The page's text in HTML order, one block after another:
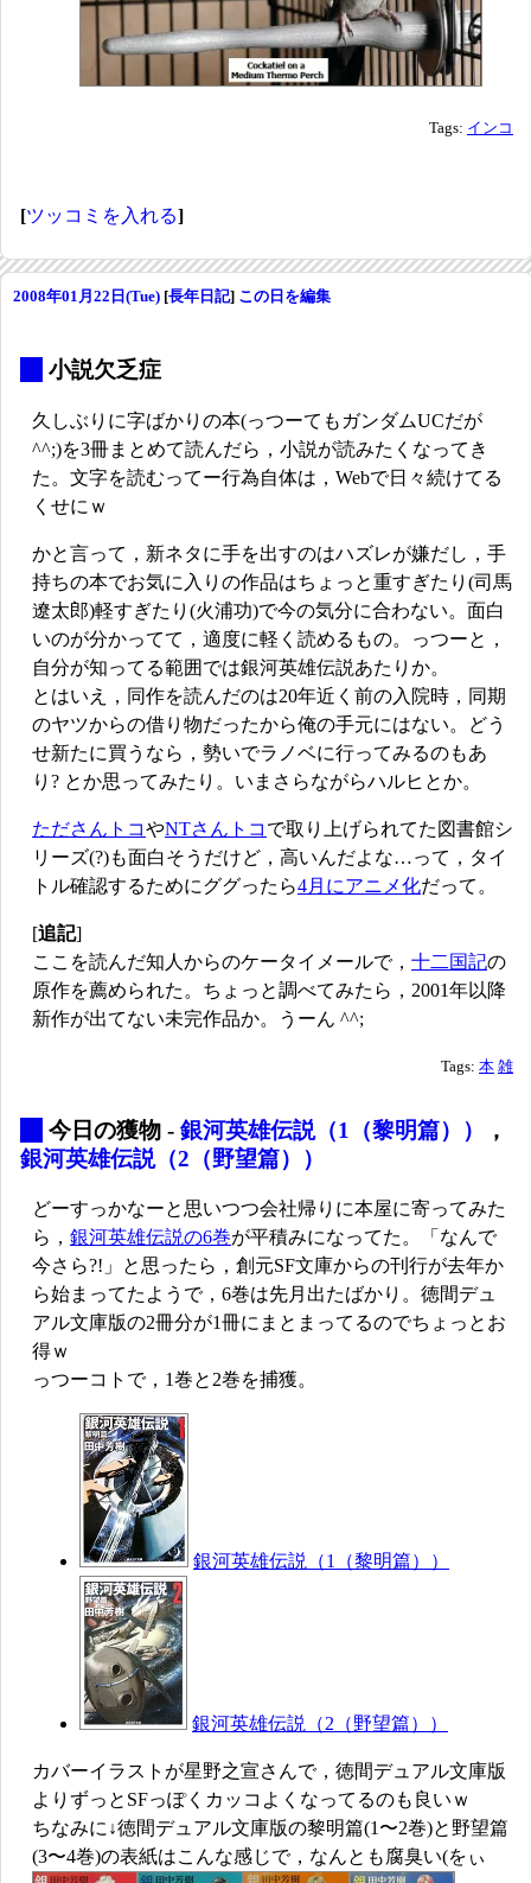
Tags: インコ
[ツッコミを入れる]
2008年01月22日(Tue) [長年日記] この日を編集
小説欠乏症
久しぶりに字ばかりの本(っつーてもガンダムUCだが
^^;)を3冊まとめて読んだら，小説が読みたくなってき
た。文字を読むってー行為自体は，Webで日々続けてる
くせにｗ
かと言って，新ネタに手を出すのはハズレが嫌だし，手
持ちの本でお気に入りの作品はちょっと重すぎたり(司馬
遼太郎)軽すぎたり(火浦功)で今の気分に合わない。面白
いのが分かってて，適度に軽く読めるもの。っつーと，
自分が知ってる範囲では銀河英雄伝説あたりか。
とはいえ，同作を読んだのは20年近く前の入院時，同期
のヤツからの借り物だったから俺の手元にはない。どう
せ新たに買うなら，勢いでラノベに行ってみるのもあ
り? とか思ってみたり。いまさらながらハルヒとか。
たださんトコやNTさんトコ で取り上げられてた図書館シ
リーズ(?)も面白そうだけど，高いんだよな…って，タイ
トル確認するためにググったら4月にアニメ化だって。
[追記]
ここを読んだ知人からのケータイメールで， 十二国記の
原作を薦められた。ちょっと調べてみたら，2001年以降
新作が出てない未完作品か。うーん ^^;
Tags: 本 雑
今日の獲物 -銀河英雄伝説（1（黎明篇））
，
銀河英雄伝説（2（野望篇））
どーすっかなーと思いつつ会社帰りに本屋に寄ってみた
ら， 銀河英雄伝説の6巻が平積みになってた。「なんで
今さら?!」と思ったら，創元SF文庫からの刊行が去年か
ら始まってたようで，6巻は先月出たばかり。徳間デュ
アル文庫版の2冊分が1冊にまとまってるのでちょっとお
得ｗ
っつーコトで，1巻と2巻を捕獲。
銀河英雄伝説（1（黎明篇））
銀河英雄伝説（2（野望篇））
カバーイラストが星野之宣さんで，徳間デュアル文庫版
よりずっとSFっぽくカッコよくなってるのも良いｗ
ちなみに↓徳間デュアル文庫版の黎明篇(1〜2巻)と野望篇
(3〜4巻)の表紙はこんな感じで，なんとも腐臭い(をぃ